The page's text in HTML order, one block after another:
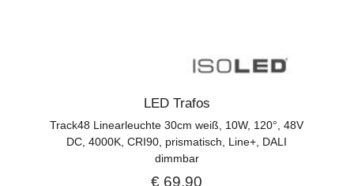
LED Trafos
Track48 Linearleuchte 30cm weiß, 10W, 120°, 48V
DC, 4000K, CRI90, prismatisch, Line+, DALI
dimmbar
€ 69,90